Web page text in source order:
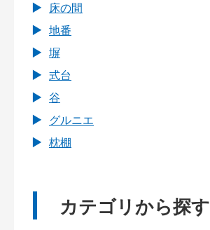
床の間
地番
塀
式台
谷
グルニエ
枕棚
カテゴリから探す